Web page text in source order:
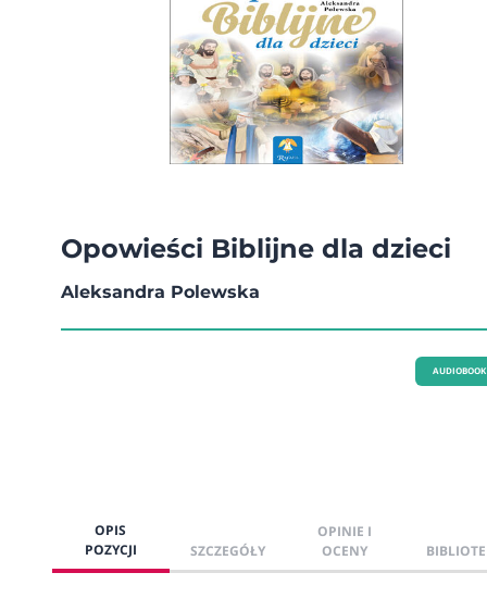
Opowieści Biblijne dla dzieci
Aleksandra Polewska
AUDIOBOOK
OPIS
POZYCJI
SZCZEGÓŁY
OPINIE I
OCENY